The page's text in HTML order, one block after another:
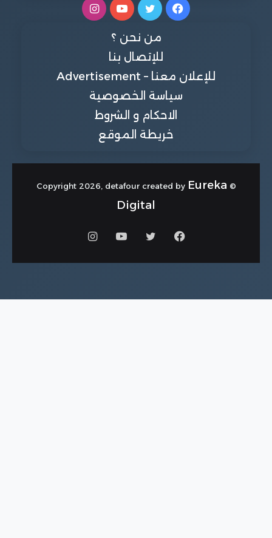
فيسبوكتويتر يوتيوبانستقرام
من نحن ؟
للإتصال بنا
للإعلان معنا – Advertisement
سياسة الخصوصية
الاحكام و الشروط
خريطة الموقع
© Copyright 2026, detafour created by
Eureka
Digital
فيسبوكتويتر يوتيوبانستقرام